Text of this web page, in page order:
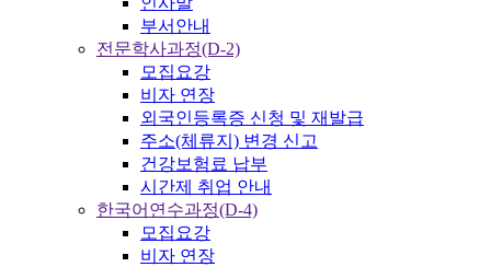
부서안내
전문학사과정(D-2)
모집요강
비자 연장
외국인등록증 신청 및 재발급
주소(체류지) 변경 신고
건강보험료 납부
시간제 취업 안내
한국어연수과정(D-4)
모집요강
비자 연장